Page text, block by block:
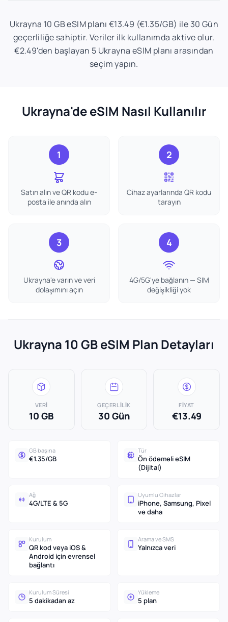
Ukrayna 10 GB eSIM planı €13.49 (€1.35/GB) ile 30 Gün
geçerliliğe sahiptir. Veriler ilk kullanımda aktive olur.
€2.49'den başlayan 5 Ukrayna eSIM planı arasından
seçim yapın.
Ukrayna'de eSIM Nasıl Kullanılır
1
Satın alın ve QR kodu e-
posta ile anında alın
2
Cihaz ayarlarında QR kodu
tarayın
3
Ukrayna'e varın ve veri
dolaşımını açın
4
4G/5G'ye bağlanın — SIM
değişikliği yok
Ukrayna 10 GB eSIM Plan Detayları
VERI
10 GB
GEÇERLILIK
30 Gün
FIYAT
€13.49
GB başına
€1.35/GB
Tür
Ön ödemeli eSIM
(Dijital)
Ağ
4G/LTE & 5G
Uyumlu Cihazlar
iPhone, Samsung, Pixel
ve daha
Kurulum
QR kod veya iOS &
Android için evrensel
bağlantı
Arama ve SMS
Yalnızca veri
Kurulum Süresi
5 dakikadan az
Yükleme
5 plan